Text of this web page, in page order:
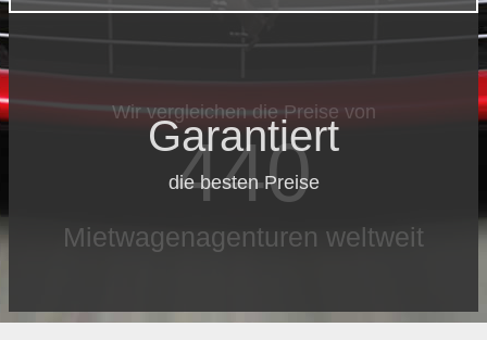
Garantiert
die besten Preise